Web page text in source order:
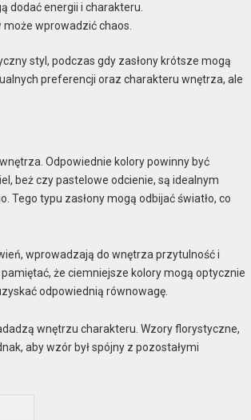
dodać energii i charakteru.
wprowadzić chaos.
styl, podczas gdy zasłony krótsze mogą
preferencji oraz charakteru wnętrza, ale
Odpowiednie kolory powinny być
beż czy pastelowe odcienie, są idealnym
Tego typu zasłony mogą odbijać światło, co
wprowadzają do wnętrza przytulność i
że ciemniejsze kolory mogą optycznie
odpowiednią równowagę.
wnętrzu charakteru. Wzory florystyczne,
aby wzór był spójny z pozostałymi